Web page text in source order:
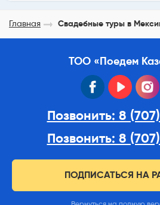
Главная Свадебные туры в
ТОО «Поедем
facebook youtube
Позвонить: 8
Позвонить: 8
ПОДПИСАТЬСЯ НА